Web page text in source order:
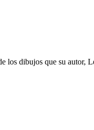
los dibujos que su autor,